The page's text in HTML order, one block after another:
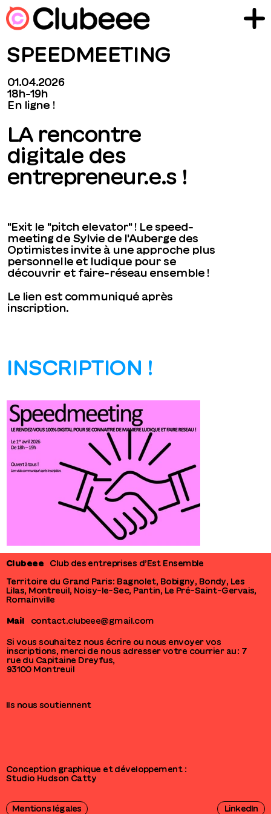
SPEEDMEETING
01.04.2026
18h-19h
En ligne !
LA rencontre
digitale des
entrepreneur.e.s !
"Exit le "pitch elevator" ! Le speed-
meeting de Sylvie de l'Auberge des
Optimistes invite à une approche plus
personnelle et ludique pour se
découvrir et faire-réseau ensemble !
Le lien est communiqué après
inscription.
INSCRIPTION !
Clubeee Club des entreprises d’Est Ensemble
Territoire du Grand Paris : Bagnolet, Bobigny, Bondy, Les
Lilas, Montreuil, Noisy-le-Sec, Pantin, Le Pré-Saint-Gervais,
Romainville
Mail contact.clubeee@gmail.com
Si vous souhaitez nous écrire ou nous envoyer vos
inscriptions, merci de nous adresser votre courrier au : 7
rue du Capitaine Dreyfus,
93100 Montreuil
Ils nous soutiennent
Mentions légales LinkedIn
Conception graphique et développement :
Studio Hudson Catty